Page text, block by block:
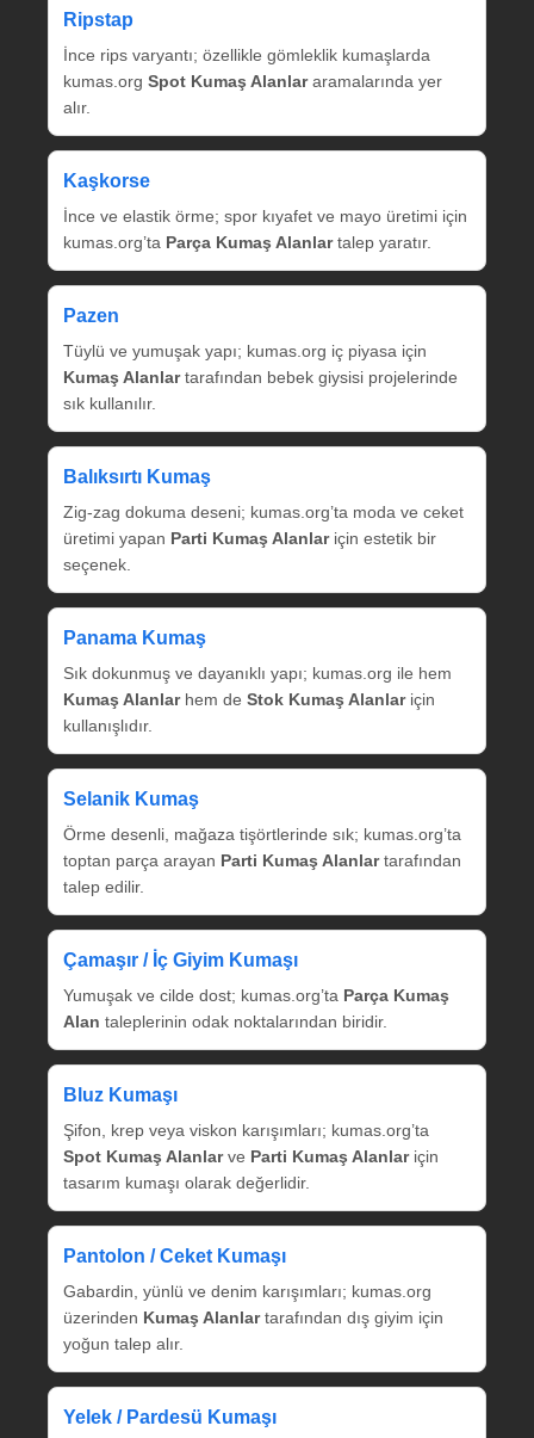
Ripstap
İnce rips varyantı; özellikle gömleklik kumaşlarda
kumas.org Spot Kumaş Alanlararamalarında yer
alır.
Kaşkorse
İnce ve elastik örme; spor kıyafet ve mayo üretimi için
kumas.org’ta Parça Kumaş Alanlartalep yaratır.
Pazen
Tüylü ve yumuşak yapı; kumas.org iç piyasa için
Kumaş Alanlartarafından bebek giysisi projelerinde
sık kullanılır.
Balıksırtı Kumaş
Zig‑zag dokuma deseni; kumas.org’ta moda ve ceket
üretimi yapan Parti Kumaş Alanlariçin estetik bir
seçenek.
Panama Kumaş
Sık dokunmuş ve dayanıklı yapı; kumas.org ile hem
Kumaş Alanlarhem de Stok Kumaş Alanlariçin
kullanışlıdır.
Selanik Kumaş
Örme desenli, mağaza tişörtlerinde sık; kumas.org’ta
toptan parça arayan Parti Kumaş Alanlartarafından
talep edilir.
Çamaşır / İç Giyim Kumaşı
Yumuşak ve cilde dost; kumas.org’ta Parça Kumaş
Alan taleplerinin odak noktalarından biridir.
Bluz Kumaşı
Şifon, krep veya viskon karışımları; kumas.org’ta
Spot Kumaş Alanlarve Parti Kumaş Alanlariçin
tasarım kumaşı olarak değerlidir.
Pantolon / Ceket Kumaşı
Gabardin, yünlü ve denim karışımları; kumas.org
üzerinden Kumaş Alanlartarafından dış giyim için
yoğun talep alır.
Yelek / Pardesü Kumaşı